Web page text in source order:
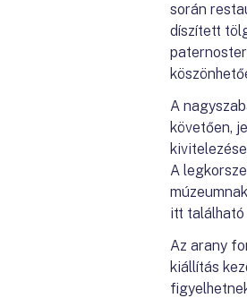
során
díszített
A
követően,
A
itt található
Az arany
kiállítás